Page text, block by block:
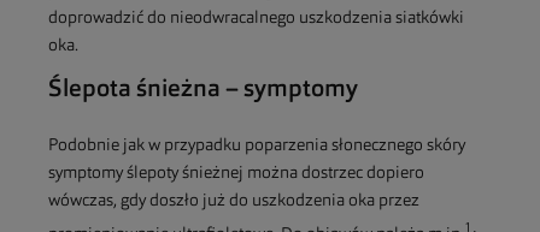
doprowadzić do nieodwracalnego uszkodzenia siatkówki
oka.
Ślepota śnieżna – symptomy
Podobnie jak w przypadku poparzenia słonecznego skóry
symptomy ślepoty śnieżnej można dostrzec dopiero
wówczas, gdy doszło już do uszkodzenia oka przez
1